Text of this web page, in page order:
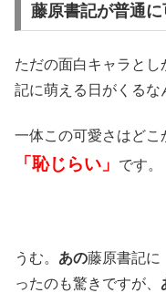
藤原書記が普通
ただの面白キャラと
記に萌える日がくるな
一体この可愛さはどこ
「恥じらい」 です。
うむ。 あの藤原書記に
ったのも驚きですが、